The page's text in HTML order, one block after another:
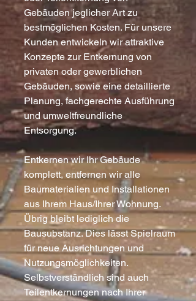
Gebäuden jeglicher Art zu
bestmöglichen Kosten. Für unsere
Kunden entwickeln wir attraktive
Konzepte zur Entkernung von
privaten oder gewerblichen
Gebäuden, sowie eine detaillierte
Planung, fachgerechte Ausführung
und umweltfreundliche
Entsorgung.
Entkernen wir Ihr Gebäude
komplett, entfernen wir alle
Baumaterialien und Installationen
aus Ihrem Haus/Ihrer Wohnung.
Übrig bleibt lediglich die
Bausubstanz. Dies lässt Spielraum
für neue Ausrichtungen und
Nutzungsmöglichkeiten.
Selbstverständlich sind auch
Teilentkernungen nach Ihrer